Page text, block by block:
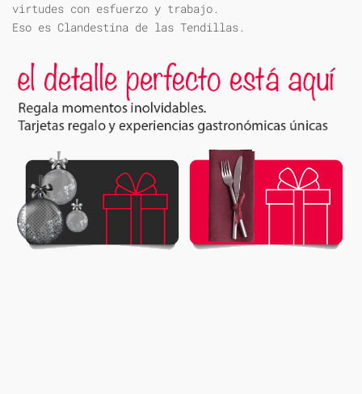
virtudes con esfuerzo y trabajo.
Eso es Clandestina de las Tendillas.